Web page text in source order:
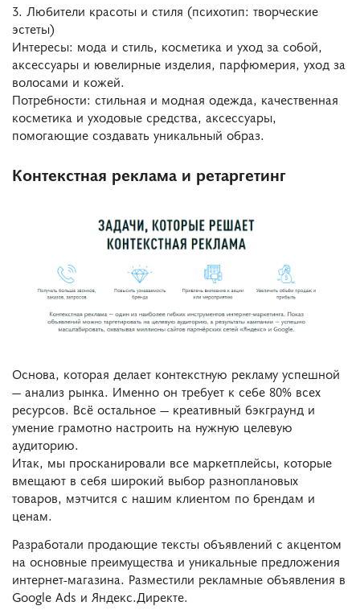
3. Любители красоты и стиля (психотип: творческие
эстеты)
Интересы: мода и стиль, косметика и уход за собой,
аксессуары и ювелирные изделия, парфюмерия, уход за
волосами и кожей.
Потребности: стильная и модная одежда, качественная
косметика и уходовые средства, аксессуары,
помогающие создавать уникальный образ.
Контекстная реклама и ретаргетинг
Основа, которая делает контекстную рекламу успешной
— анализ рынка. Именно он требует к себе 80% всех
ресурсов. Всё остальное — креативный бэкграунд и
умение грамотно настроить на нужную целевую
аудиторию.
Итак, мы просканировали все маркетплейсы, которые
вмещают в себя широкий выбор разноплановых
товаров, мэтчится с нашим клиентом по брендам и
ценам.
Разработали продающие тексты объявлений с акцентом
на основные преимущества и уникальные предложения
интернет-магазина. Разместили рекламные объявления в
Google Ads и Яндекс.Директе.